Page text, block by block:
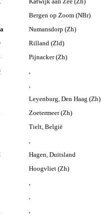
Bergen op Zoom (NBr)
Numansdorp (Zh)
Rilland (Zld)
Pijnacker (Zh)
,
,
Leyenburg, Den Haag (Zh)
Zoetermeer (Zh)
Tielt, België
,
Hagen, Duitsland
Hoogvliet (Zh)
,
,
,